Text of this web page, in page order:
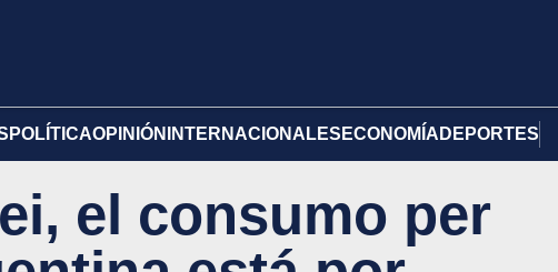
POLÍTICAOPINIÓN INTERNACIONALES ECONOMÍA DEPORTES
el consumo per